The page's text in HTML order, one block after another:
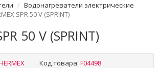
Водонагреватели электрические
SPR 50 V (SPRINT)
50 V (SPRINT)
Код товара: F04498